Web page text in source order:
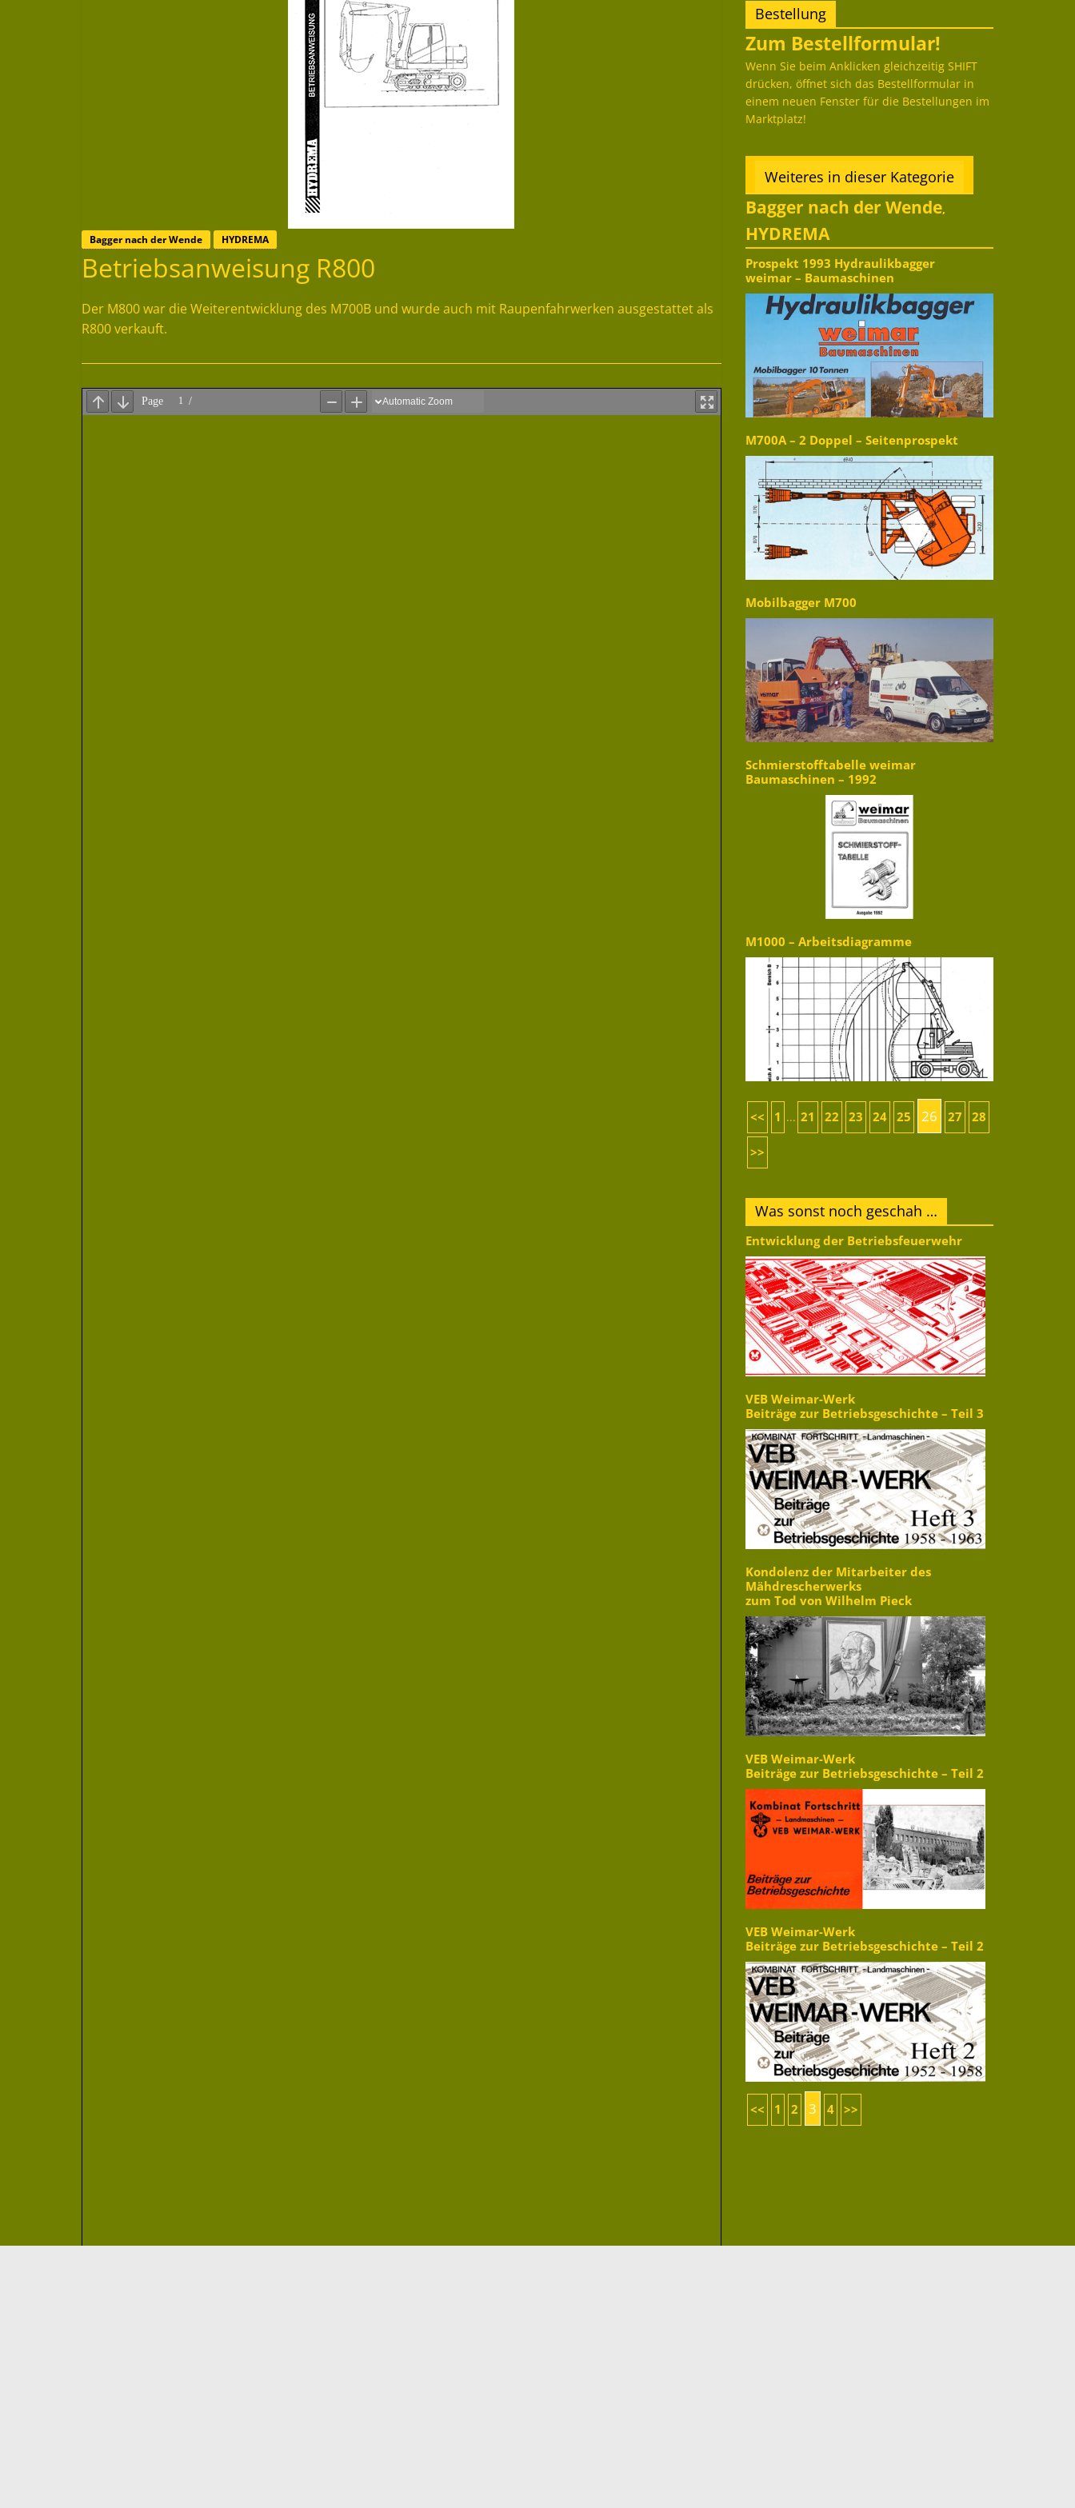
Bagger nach der Wende HYDREMA
Betriebsanweisung R800
Der M800 war die Weiterentwicklung des M700B und wurde auch mit Raupenfahrwerken ausgestattet als
R800 verkauft.
Bestellung
Zum Bestellformular!
Wenn Sie beim Anklicken gleichzeitig SHIFT
drücken, öffnet sich das Bestellformular in
einem neuen Fenster für die Bestellungen im
Marktplatz!
Weiteres in dieser Kategorie
Bagger nach der Wende,
HYDREMA
Prospekt 1993 Hydraulikbagger
weimar – Baumaschinen
M700A – 2 Doppel – Seitenprospekt
Mobilbagger M700
Schmierstofftabelle weimar
Baumaschinen – 1992
M1000 – Arbeitsdiagramme
<< 1 ... 21 22 23 24 25 26 27 28
>>
Was sonst noch geschah …
Entwicklung der Betriebsfeuerwehr
VEB Weimar-Werk
Beiträge zur Betriebsgeschichte – Teil 3
Kondolenz der Mitarbeiter des
Mähdrescherwerks
zum Tod von Wilhelm Pieck
VEB Weimar-Werk
Beiträge zur Betriebsgeschichte – Teil 2
VEB Weimar-Werk
Beiträge zur Betriebsgeschichte – Teil 2
<< 1 2 3 4 >>